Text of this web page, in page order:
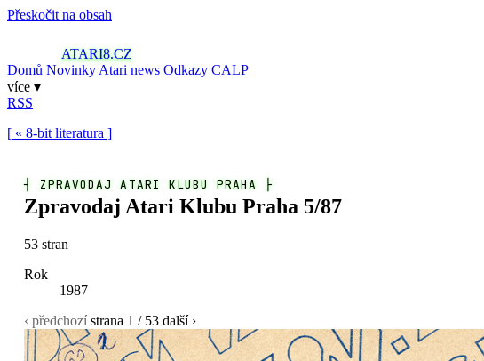
Přeskočit na obsah
ATARI8.CZ
Domů Novinky Atari news Odkazy CALP
více ▾
RSS
[ « 8-bit literatura ]
┤ ZPRAVODAJ ATARI KLUBU PRAHA ├
Zpravodaj Atari Klubu Praha 5/87
53 stran
Rok
1987
‹ předchozí strana 1 / 53 další ›